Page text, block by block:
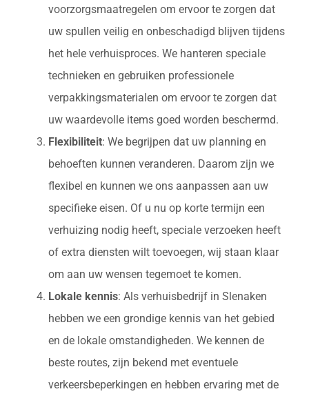
voorzorgsmaatregelen om ervoor te zorgen dat
uw spullen veilig en onbeschadigd blijven tijdens
het hele verhuisproces. We hanteren speciale
technieken en gebruiken professionele
verpakkingsmaterialen om ervoor te zorgen dat
uw waardevolle items goed worden beschermd.
Flexibiliteit: We begrijpen dat uw planning en
behoeften kunnen veranderen. Daarom zijn we
flexibel en kunnen we ons aanpassen aan uw
specifieke eisen. Of u nu op korte termijn een
verhuizing nodig heeft, speciale verzoeken heeft
of extra diensten wilt toevoegen, wij staan klaar
om aan uw wensen tegemoet te komen.
Lokale kennis: Als verhuisbedrijf in Slenaken
hebben we een grondige kennis van het gebied
en de lokale omstandigheden. We kennen de
beste routes, zijn bekend met eventuele
verkeersbeperkingen en hebben ervaring met de